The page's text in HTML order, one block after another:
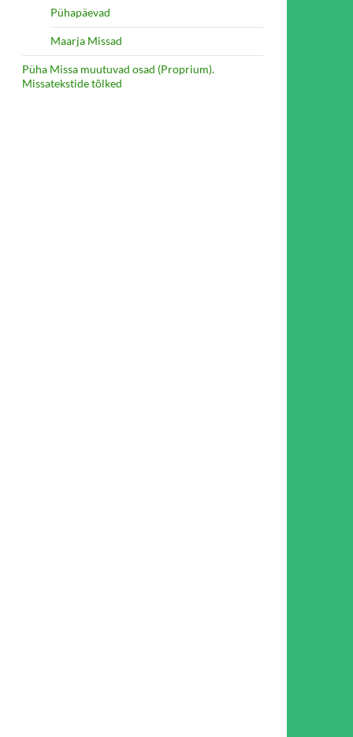
Pühapäevad
Maarja Missad
Püha Missa muutuvad osad (Proprium).
Missatekstide tõlked